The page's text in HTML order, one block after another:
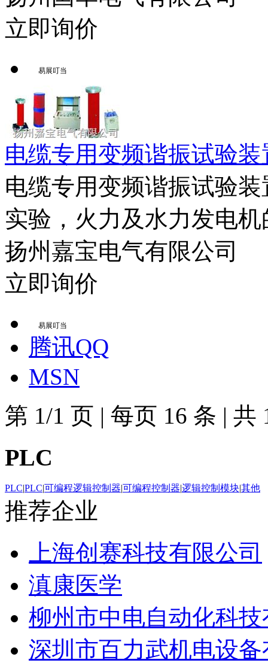
立即询价
易展叮当
电缆专用变频谐振试验装
电缆专用变频谐振试验
实验，火力及水力发电
扬州嘉宝电气有限公司
立即询价
易展叮当
腾讯QQ
MSN
第 1/1 页 | 每页 16 条 | 共
PLC
PLC|PLC|可编程逻辑控制器|可编程控制器|逻辑控制模块|其他
推荐企业
上海创赛科技有限公司
滇康医学
柳州市中电自动化科
深圳市百力武机电设